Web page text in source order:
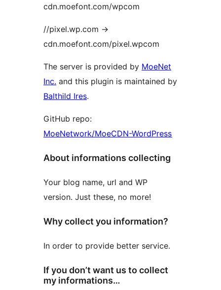
cdn.moefont.com/wpcom
//pixel.wp.com ->
cdn.moefont.com/pixel.wpcom
The server is provided by MoeNet
Inc. and this plugin is maintained by
Balthild Ires.
GitHub repo:
MoeNetwork/MoeCDN-WordPress
About informations collecting
Your blog name, url and WP
version. Just these, no more!
Why collect you information?
In order to provide better service.
If you don’t want us to collect
my informations…